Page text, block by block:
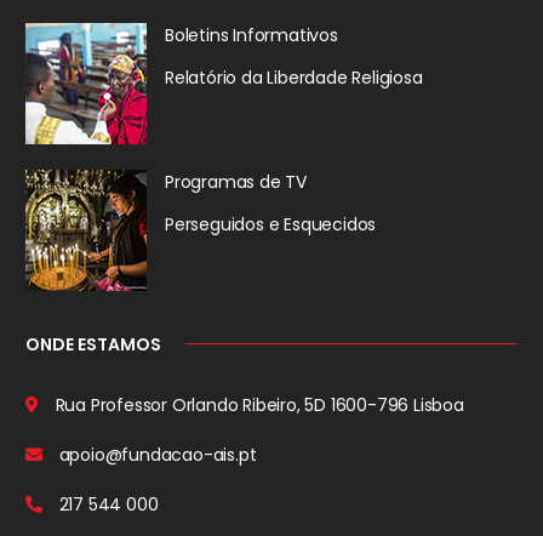
Boletins Informativos
Relatório da Liberdade Religiosa
Programas de TV
Perseguidos e Esquecidos
ONDE ESTAMOS
Rua Professor Orlando Ribeiro, 5D 1600-796 Lisboa
apoio@fundacao-ais.pt
217 544 000